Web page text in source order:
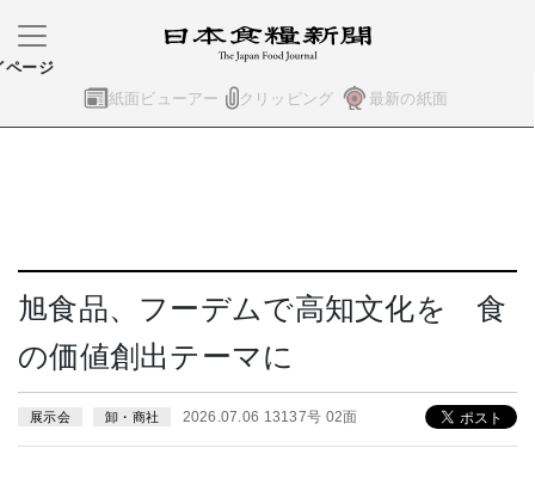
紙面ビューアー クリッピング 最新の紙面
ページ
旭食品、フーデムで高知文化を 食
の価値創出テーマに
展示会 卸・商社 2026.07.06 13137号 02面